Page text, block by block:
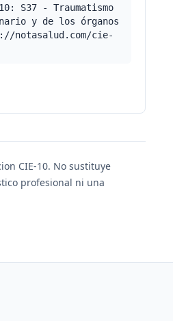
S37 - Traumatismo
y de los órganos
notasalud.com/cie-
CIE-10. No sustituye
profesional ni una